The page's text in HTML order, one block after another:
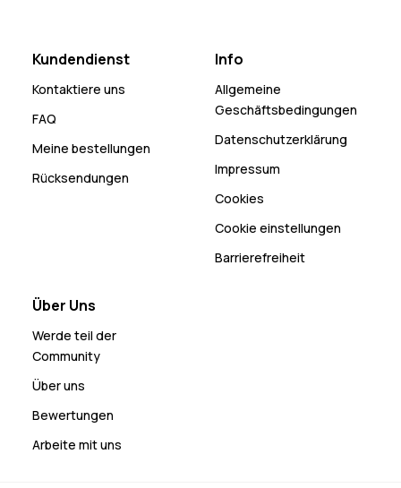
Kundendienst
Kontaktiere uns
FAQ
Meine bestellungen
Rücksendungen
Info
Allgemeine
Geschäftsbedingungen
Datenschutzerklärung
Impressum
Cookies
Cookie einstellungen
Barrierefreiheit
Über Uns
Werde teil der
Community
Über uns
Bewertungen
Arbeite mit uns